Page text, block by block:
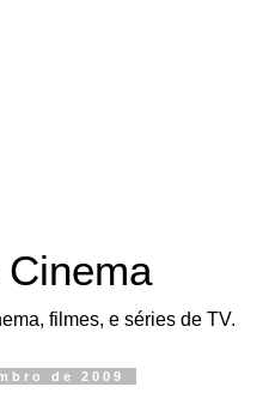
filmes, e séries de TV.
de 2009